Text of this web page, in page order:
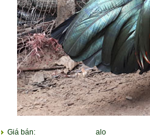
Giá bán: alo